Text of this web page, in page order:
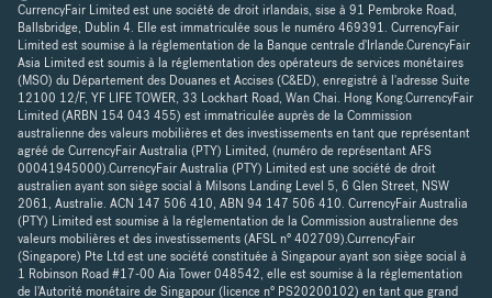
CurrencyFair Limited est une société de droit irlandais, sise à 91 Pembroke Road,
Ballsbridge, Dublin 4. Elle est immatriculée sous le numéro 469391. CurrencyFair
Limited est soumise à la réglementation de la Banque centrale d'Irlande.CurencyFair
Asia Limited est soumis à la réglementation des opérateurs de services monétaires
(MSO) du Département des Douanes et Accises (C&ED), enregistré à l'adresse Suite
12100 12/F, YF LIFE TOWER, 33 Lockhart Road, Wan Chai. Hong Kong.CurrencyFair
Limited (ARBN 154 043 455) est immatriculée auprès de la Commission
australienne des valeurs mobilières et des investissements en tant que représentant
agréé de CurrencyFair Australia (PTY) Limited, (numéro de représentant AFS
00041945000).CurrencyFair Australia (PTY) Limited est une société de droit
australien ayant son siège social à Milsons Landing Level 5, 6 Glen Street, NSW
2061, Australie. ACN 147 506 410, ABN 94 147 506 410. CurrencyFair Australia
(PTY) Limited est soumise à la réglementation de la Commission australienne des
valeurs mobilières et des investissements (AFSL n° 402709).CurrencyFair
(Singapore) Pte Ltd est une société constituée à Singapour ayant son siège social à
1 Robinson Road #17-00 Aia Tower 048542, elle est soumise à la réglementation
de l'Autorité monétaire de Singapour (licence n° PS20200102) en tant que grand